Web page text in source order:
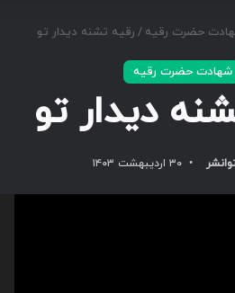
حضرت رقیه / رقیه تشنه دیدار تو
شهادت حضرت رقیه
دیدار تو
۳۰ اردیبهشت ۱۴۰۳